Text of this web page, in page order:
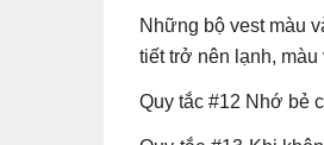
Những bộ vest màu
tiết trở nên lạnh,
Quy tắc #12 Nhớ bẻ